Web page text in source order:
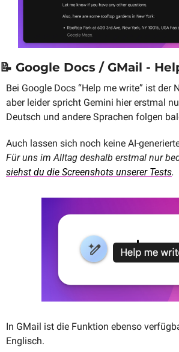
📝 Google Docs / GMail -
Bei Google Docs “Help me write” ist der
aber leider spricht Gemini hier erstmal
Deutsch und andere Sprachen folgen
Für uns im Alltag deshalb erstmal nur
siehst du die Screenshots unserer Tests.
In GMail ist die Funktion ebenso
Englisch.